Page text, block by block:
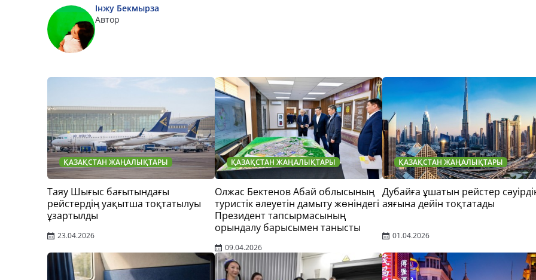
Інжу Бекмырза
Автор
ҚАЗАҚСТАН ЖАҢАЛЫҚТАРЫ
Таяу Шығыс бағытындағы
рейстердің уақытша тоқтатылуы
ұзартылды
23.04.2026
ҚАЗАҚСТАН ЖАҢАЛЫҚТАРЫ
Олжас Бектенов Абай облысының
туристік әлеуетін дамыту жөніндегі
Президент тапсырмасының
орындалу барысымен танысты
09.04.2026
ҚАЗАҚСТАН ЖАҢАЛЫҚТАРЫ
Дубайға ұшатын рейстер
аяғына дейін тоқтатады
01.04.2026